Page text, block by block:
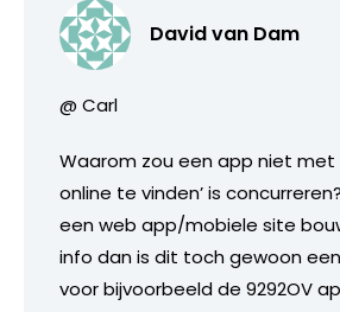
David van Dam
@ Carl
Waarom zou een app niet met
online te vinden’ is
een web app/mobiele site
info dan is dit toch gewoon
voor bijvoorbeeld de 9292OV